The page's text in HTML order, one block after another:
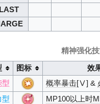
精神强化
图标 效
型
概率暴击[Ⅴ] &
型 MP100以上时